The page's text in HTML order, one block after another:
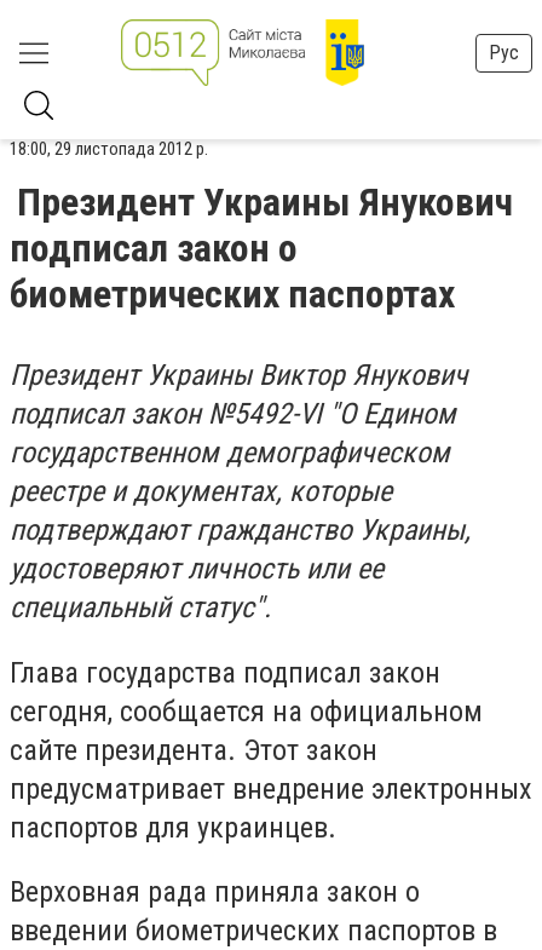
Рус
18:00, 29 листопада 2012 р.
Президент Украины Янукович
подписал закон о
биометрических паспортах
Президент Украины Виктор Янукович
подписал закон №5492-VI "О Едином
государственном демографическом
реестре и документах, которые
подтверждают гражданство Украины,
удостоверяют личность или ее
специальный статус".
Глава государства подписал закон
сегодня, сообщается на официальном
сайте президента. Этот закон
предусматривает внедрение электронных
паспортов для украинцев.
Верховная рада приняла закон о
введении биометрических паспортов в